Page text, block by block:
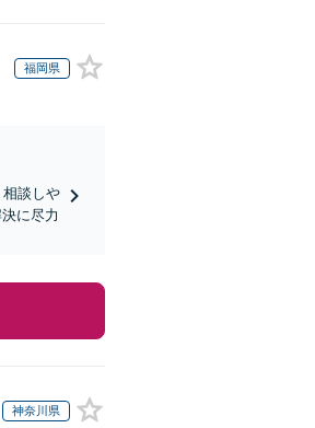
福岡県
相談しや
に尽力
神奈川県